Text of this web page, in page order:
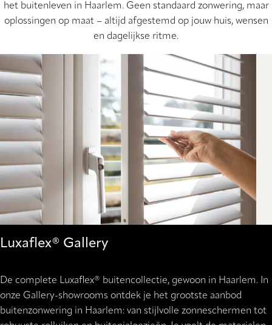
het buitenleven in Haarlem. Geen standaard zonwering, maar
oplossingen op maat – altijd afgestemd op jouw huis, wensen
en dagelijkse ritme.
Luxaflex® Gallery
De complete Luxaflex® buitencollectie, gewoon in Haarlem. In
onze Gallery-showrooms ontdek je het grootste aanbod
buitenzonwering in Haarlem: van stijlvolle zonneschermen tot